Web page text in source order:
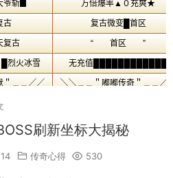
刷新坐标大揭秘
传奇心得 530